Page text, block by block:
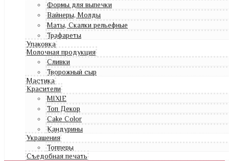
Формы для выпечки
Вайнеры, Молды
Маты, Скалки рельефные
Трафареты
Упаковка
Молочная продукция
Сливки
Творожный сыр
Мастика
Красители
MIXIE
Топ Декор
Cake Color
Кандурины
Украшения
Топперы
Съедобная печать